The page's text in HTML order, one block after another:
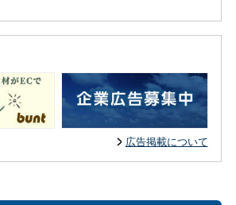
広告掲載について